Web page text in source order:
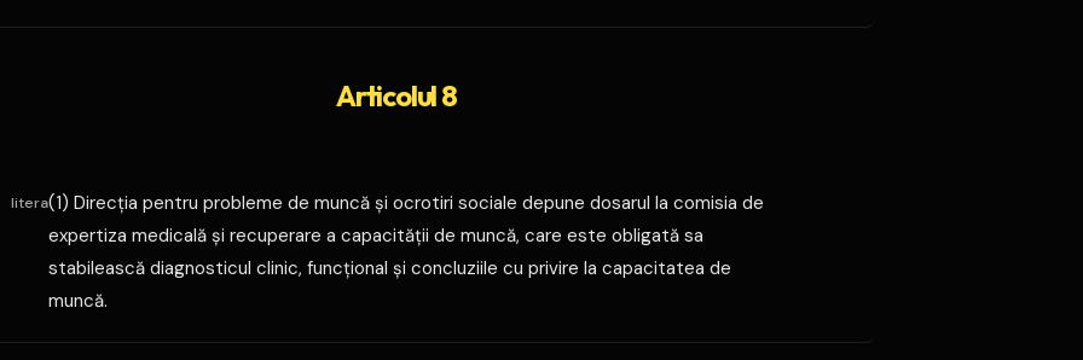
Articolul 8
litera(1) Direcţia pentru probleme de muncă şi ocrotiri sociale depune dosarul la comisia de
expertiza medicală şi recuperare a capacităţii de muncă, care este obligată sa
stabilească diagnosticul clinic, funcţional şi concluziile cu privire la capacitatea de
muncă.